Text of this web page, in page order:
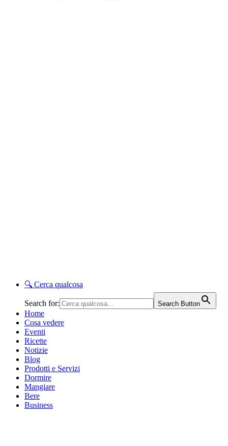
🔍 Cerca qualcosa
Search for: Search Button
Home
Cosa vedere
Eventi
Ricette
Notizie
Blog
Prodotti e Servizi
Dormire
Mangiare
Bere
Business